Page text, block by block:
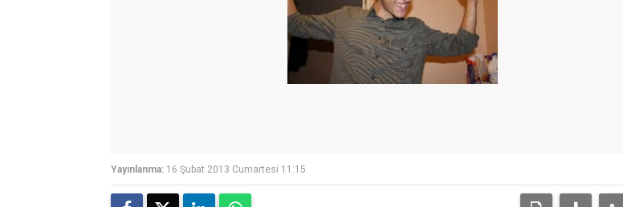
Yayınlanma: 16 Şubat 2013 Cumartesi 11:15